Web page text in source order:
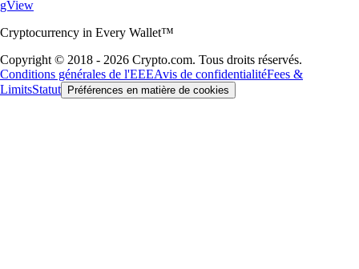
gView
Cryptocurrency in Every Wallet™
Copyright © 2018 - 2026 Crypto.com. Tous droits réservés.
Conditions générales de l'EEEAvis de confidentialitéFees &
LimitsStatut Préférences en matière de cookies